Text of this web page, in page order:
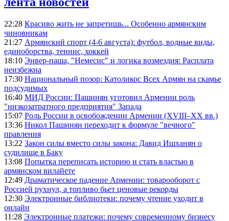
22:28 Красиво жить не запретишь... Особенно армянским
чиновникам
21:27 Армянский спорт (4-6 августа): футбол, водные виды,
единоборства, теннис, хоккей
18:10 Энвер-паша, "Немесис" и логика возмездия: Расплата
неизбежна
17:30 Национальный позор: Католикос Всех Армян на скамье
подсудимых
16:40 МИД России: Пашинян уготовил Армении роль
"низкозатратного предприятия" Запада
15:07 Роль России в освобождении Армении (XVIII–XX вв.)
13:36 Никол Пашинян переходит к формуле "вечного"
правления
13:22 Закон силы вместо силы закона: Давид Ишханян о
судилище в Баку
13:08 Попытка переписать историю и стать властью в
армянском вилайете
12:49 Драматическое падение Армении: товарооборот с
Россией рухнул, а топливо бьет ценовые рекорды
12:30 Электронные библиотеки: почему чтение уходит в
онлайн
11:28 Электронные платежи: почему современному бизнесу